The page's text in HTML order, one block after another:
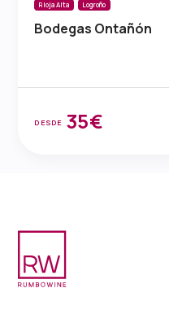
Rioja Alta Logroño
Bodegas Ontañón
DESDE 35€